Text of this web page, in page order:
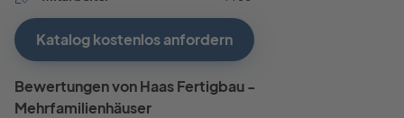
Katalog kostenlos anfordern
Bewertungen von Haas Fertigbau -
Mehrfamilienhäuser